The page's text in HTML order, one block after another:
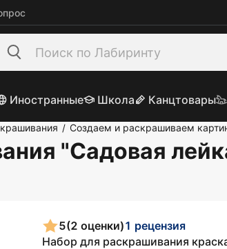
Иностранные Школа Канцтовары
/ Создаем и раскрашиваем
"Садовая
5(2 оценки)1 рецензия
Набор для раскрашивания